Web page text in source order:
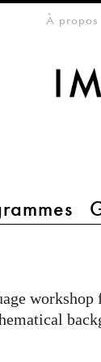
menuÀ propos